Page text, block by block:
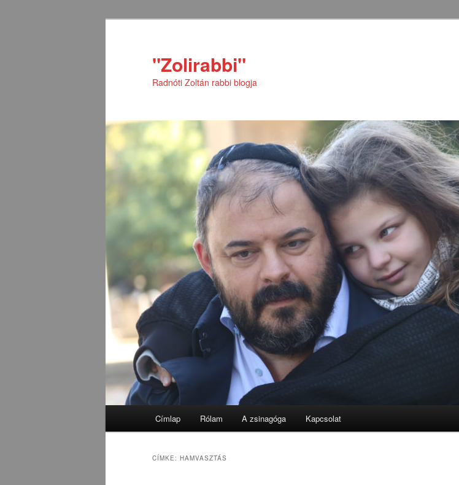
"Zolirabbi"
Radnóti Zoltán rabbi blogja
Címlap Rólam A zsinagóga Kapcsolat
CÍMKE: HAMVASZTÁS